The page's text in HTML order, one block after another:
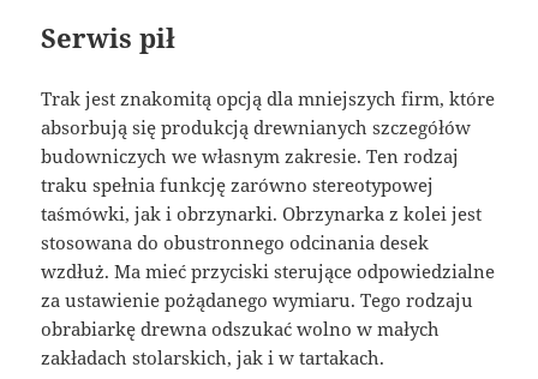
Serwis pił
Trak jest znakomitą opcją dla mniejszych firm, które
absorbują się produkcją drewnianych szczegółów
budowniczych we własnym zakresie. Ten rodzaj
traku spełnia funkcję zarówno stereotypowej
taśmówki, jak i obrzynarki. Obrzynarka z kolei jest
stosowana do obustronnego odcinania desek
wzdłuż. Ma mieć przyciski sterujące odpowiedzialne
za ustawienie pożądanego wymiaru. Tego rodzaju
obrabiarkę drewna odszukać wolno w małych
zakładach stolarskich, jak i w tartakach.